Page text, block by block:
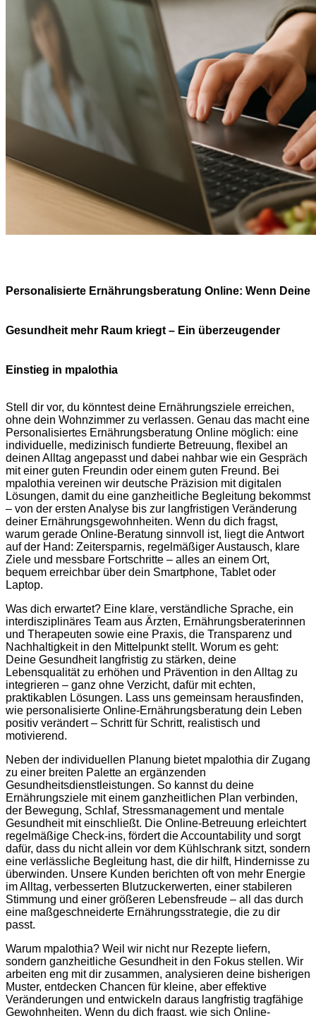
Personalisierte Ernährungsberatung Online: Wenn Deine
Gesundheit mehr Raum kriegt – Ein überzeugender
Einstieg in mpalothia
Stell dir vor, du könntest deine Ernährungsziele erreichen,
ohne dein Wohnzimmer zu verlassen. Genau das macht eine
Personalisiertes Ernährungsberatung Online möglich: eine
individuelle, medizinisch fundierte Betreuung, flexibel an
deinen Alltag angepasst und dabei nahbar wie ein Gespräch
mit einer guten Freundin oder einem guten Freund. Bei
mpalothia vereinen wir deutsche Präzision mit digitalen
Lösungen, damit du eine ganzheitliche Begleitung bekommst
– von der ersten Analyse bis zur langfristigen Veränderung
deiner Ernährungsgewohnheiten. Wenn du dich fragst,
warum gerade Online-Beratung sinnvoll ist, liegt die Antwort
auf der Hand: Zeitersparnis, regelmäßiger Austausch, klare
Ziele und messbare Fortschritte – alles an einem Ort,
bequem erreichbar über dein Smartphone, Tablet oder
Laptop.
Was dich erwartet? Eine klare, verständliche Sprache, ein
interdisziplinäres Team aus Ärzten, Ernährungsberaterinnen
und Therapeuten sowie eine Praxis, die Transparenz und
Nachhaltigkeit in den Mittelpunkt stellt. Worum es geht:
Deine Gesundheit langfristig zu stärken, deine
Lebensqualität zu erhöhen und Prävention in den Alltag zu
integrieren – ganz ohne Verzicht, dafür mit echten,
praktikablen Lösungen. Lass uns gemeinsam herausfinden,
wie personalisierte Online-Ernährungsberatung dein Leben
positiv verändert – Schritt für Schritt, realistisch und
motivierend.
Neben der individuellen Planung bietet mpalothia dir Zugang
zu einer breiten Palette an ergänzenden
Gesundheitsdienstleistungen. So kannst du deine
Ernährungsziele mit einem ganzheitlichen Plan verbinden,
der Bewegung, Schlaf, Stressmanagement und mentale
Gesundheit mit einschließt. Die Online-Betreuung erleichtert
regelmäßige Check-ins, fördert die Accountability und sorgt
dafür, dass du nicht allein vor dem Kühlschrank sitzt, sondern
eine verlässliche Begleitung hast, die dir hilft, Hindernisse zu
überwinden. Unsere Kunden berichten oft von mehr Energie
im Alltag, verbesserten Blutzuckerwerten, einer stabileren
Stimmung und einer größeren Lebensfreude – all das durch
eine maßgeschneiderte Ernährungsstrategie, die zu dir
passt.
Warum mpalothia? Weil wir nicht nur Rezepte liefern,
sondern ganzheitliche Gesundheit in den Fokus stellen. Wir
arbeiten eng mit dir zusammen, analysieren deine bisherigen
Muster, entdecken Chancen für kleine, aber effektive
Veränderungen und entwickeln daraus langfristig tragfähige
Gewohnheiten. Wenn du dich fragst, wie sich Online-